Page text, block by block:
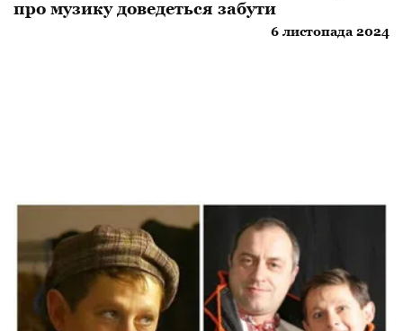
про музику доведеться забути
6 листопада 2024